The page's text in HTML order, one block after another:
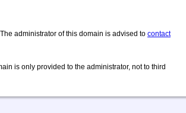
administrator of this domain is advised to contact
is only provided to the administrator, not to third